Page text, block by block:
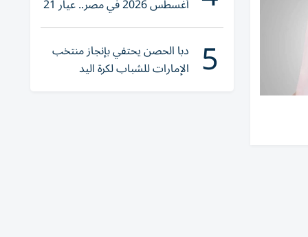
أغسطس 2026 في مصر.. عيار 21
يقترب من هذا الرقم
5 دبا الحصن يحتفي بإنجاز منتخب
الإمارات للشباب لكرة اليد